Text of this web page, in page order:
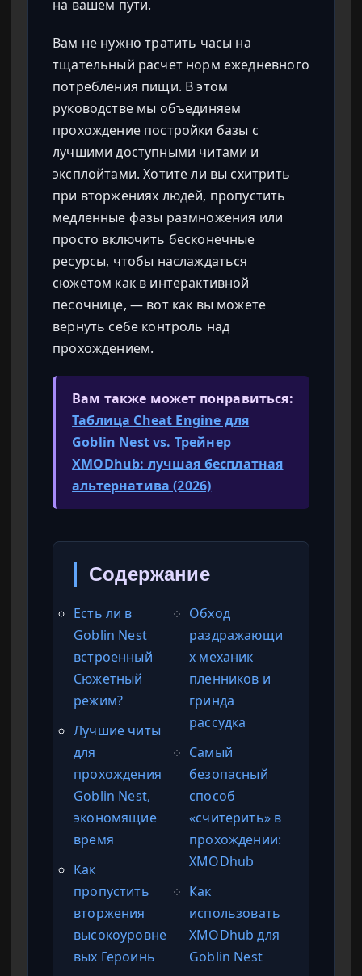
на вашем пути.
Вам не нужно тратить часы на
тщательный расчет норм ежедневного
потребления пищи. В этом
руководстве мы объединяем
прохождение постройки базы с
лучшими доступными читами и
эксплойтами. Хотите ли вы схитрить
при вторжениях людей, пропустить
медленные фазы размножения или
просто включить бесконечные
ресурсы, чтобы наслаждаться
сюжетом как в интерактивной
песочнице, — вот как вы можете
вернуть себе контроль над
прохождением.
Вам также может понравиться:
Таблица Cheat Engine для
Goblin Nest vs. Трейнер
XMODhub: лучшая бесплатная
альтернатива (2026)
Содержание
Есть ли в
Goblin Nest
встроенный
Сюжетный
режим?
Лучшие читы
для
прохождения
Goblin Nest,
экономящие
время
Как
пропустить
вторжения
высокоуровне
вых Героинь
Обход
раздражающи
х механик
пленников и
гринда
рассудка
Самый
безопасный
способ
«считерить» в
прохождении:
XMODhub
Как
использовать
XMODhub для
Goblin Nest